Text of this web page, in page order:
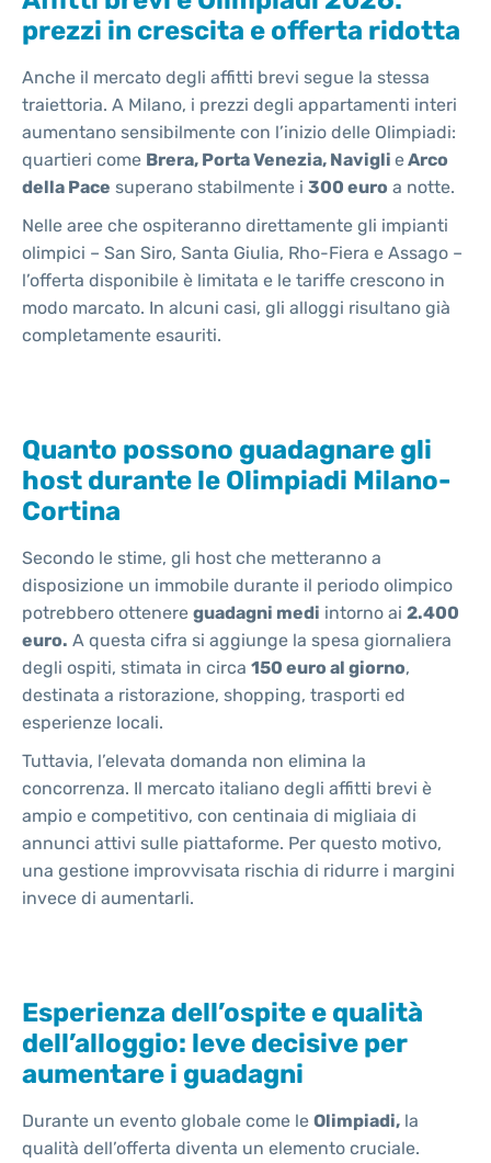
prezzi in crescita e offerta ridotta
Anche il mercato degli affitti brevi segue la stessa
traiettoria. A Milano, i prezzi degli appartamenti interi
aumentano sensibilmente con l’inizio delle Olimpiadi:
quartieri come Brera, Porta Venezia, Navigli eArco
della Pace superano stabilmente i 300 euro a notte.
Nelle aree che ospiteranno direttamente gli impianti
olimpici – San Siro, Santa Giulia, Rho-Fiera e Assago –
l’offerta disponibile è limitata e le tariffe crescono in
modo marcato. In alcuni casi, gli alloggi risultano già
completamente esauriti.
Quanto possono guadagnare gli
host durante le Olimpiadi Milano-
Cortina
Secondo le stime, gli host che metteranno a
disposizione un immobile durante il periodo olimpico
potrebbero ottenere guadagni medi intorno ai 2.400
euro. A questa cifra si aggiunge la spesa giornaliera
degli ospiti, stimata in circa 150 euro al giorno,
destinata a ristorazione, shopping, trasporti ed
esperienze locali.
Tuttavia, l’elevata domanda non elimina la
concorrenza. Il mercato italiano degli affitti brevi è
ampio e competitivo, con centinaia di migliaia di
annunci attivi sulle piattaforme. Per questo motivo,
una gestione improvvisata rischia di ridurre i margini
invece di aumentarli.
Esperienza dell’ospite e qualità
dell’alloggio: leve decisive per
aumentare i guadagni
Durante un evento globale come le Olimpiadi, la
qualità dell’offerta diventa un elemento cruciale.